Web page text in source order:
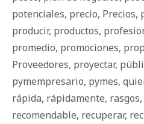
potenciales, precio, Precios,
producir, productos,
promedio, promociones,
Proveedores, proyectar,
pymempresario, pymes,
rápida, rápidamente, rasgos,
recomendable, recuperar,